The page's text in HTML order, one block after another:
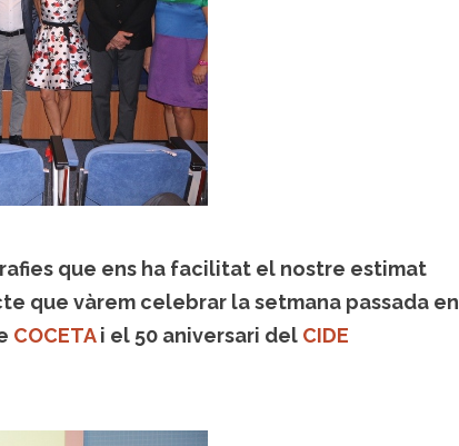
que ens ha facilitat el nostre estimat
que vàrem celebrar la setmana passada en
COCETAi el 50 aniversari del CIDE